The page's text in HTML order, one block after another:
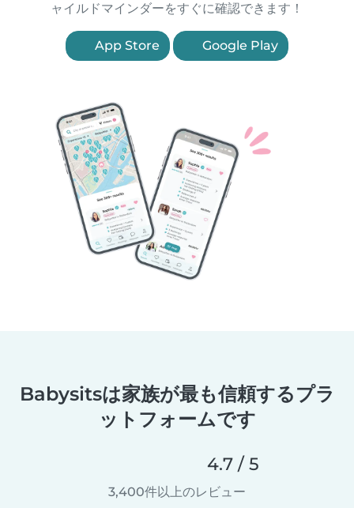
ャイルドマインダーをすぐに確認できます！
App Store Google Play
Babysitsは家族が最も信頼するプラ
ットフォームです
4.7 / 5
3,400件以上のレビュー